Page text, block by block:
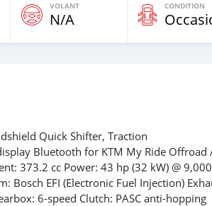
VOLANT
N/A
CONDITION
Quick Shifter, Traction
Bluetooth for KTM My Ride Offroad
373.2 cc Power: 43 hp (32 kW) @ 9,000
Bosch EFI (Electronic Fuel Injection)
6-speed Clutch: PASC anti-hopping